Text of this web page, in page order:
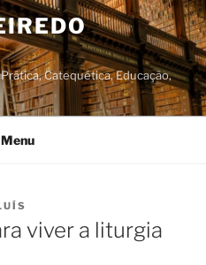
Catequética, Educação,
Menu
viver a liturgia